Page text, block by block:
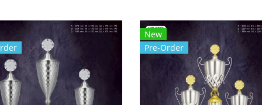
New
Pre-Order